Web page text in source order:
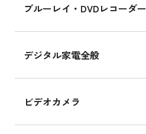
ブルーレイ・DVDレコーダー
デジタル家電全般
ビデオカメラ